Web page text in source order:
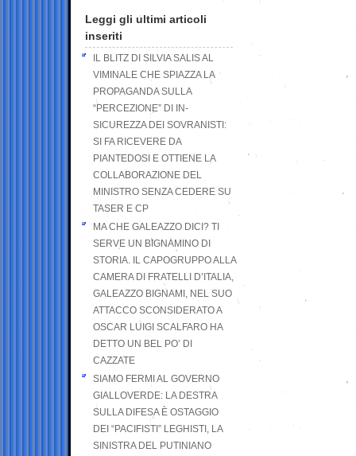
Leggi gli ultimi articoli
inseriti
IL BLITZ DI SILVIA SALIS AL
VIMINALE CHE SPIAZZA LA
PROPAGANDA SULLA
“PERCEZIONE” DI IN-
SICUREZZA DEI SOVRANISTI:
SI FA RICEVERE DA
PIANTEDOSI E OTTIENE LA
COLLABORAZIONE DEL
MINISTRO SENZA CEDERE SU
TASER E CP
MA CHE GALEAZZO DICI? TI
SERVE UN BIGNAMINO DI
STORIA. IL CAPOGRUPPO ALLA
CAMERA DI FRATELLI D’ITALIA,
GALEAZZO BIGNAMI, NEL SUO
ATTACCO SCONSIDERATO A
OSCAR LUIGI SCALFARO HA
DETTO UN BEL PO’ DI
CAZZATE
SIAMO FERMI AL GOVERNO
GIALLOVERDE: LA DESTRA
SULLA DIFESA È OSTAGGIO
DEI “PACIFISTI” LEGHISTI, LA
SINISTRA DEL PUTINIANO